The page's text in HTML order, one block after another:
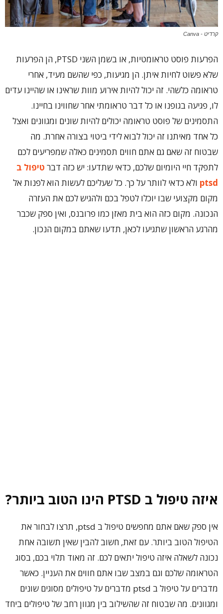
קרדיט - Canva
הפרעות פוסט טראומטיות, או בשמן השני PTSD, הן הפרעות
שלא פשוט לחיות איתן. הן מגיעות, כפי שהשם מעיד, אחרי
טראומה כלשהי. זה יכול להיות אירוע מוות שראינו או שהיינו עדים
לו, פגיעה בגופנו או כל דבר טראומתי אחר שחווינו בחיינו.
התסמינים של פוסט טראומה יכולים להיות שונים ומגוונים ואצל
כל אחד מאיתנו זה יכול לבוא לידי ביטוי בצורה אחרת. מה
שבטוח זה שאם גם אתם חווים תסמינים כאלה שמפריעים לכם
לתפקד חיי היומיום שלכם, כדאי שתדעו: יש כזה דבר טיפול ב
ptsd ולא כדאי לוותר על כך. כל שעליכם לעשות הוא לפנות אל
מקום מקצועי שבו יוכלו לטפל בכם ולהגיש לכם את העזרה
הנכונה. מקום כזה הוא בית מאזן כמו פרובנס, ואין ספק שכבר
מהרגע הראשון שתגיעו לכאן, תדעו שאתם במקום הנכון.
איזה טיפול ב PTSD הינו הטוב ביותר?
אין ספק שאם אתם מחפשים טיפול ב ptsd, תרצו לבחור את
הטיפול הטוב ביותר. עם זאת, חשוב להבין שאין תשובה אחת
נכונה לשאלה איזה טיפול יתאים לכם. זה מאוד תלוי בכם, בסוג
הטראומה שלכם וגם במצב שבו אתם חווים את העניין. כאשר
מדברים על טיפול ב ptsd מדברים על טיפולים מסוגים שונים
ומגוונים. מה שבטוח זה שהשילוב בין מגוון רחב של טיפולים ביחד